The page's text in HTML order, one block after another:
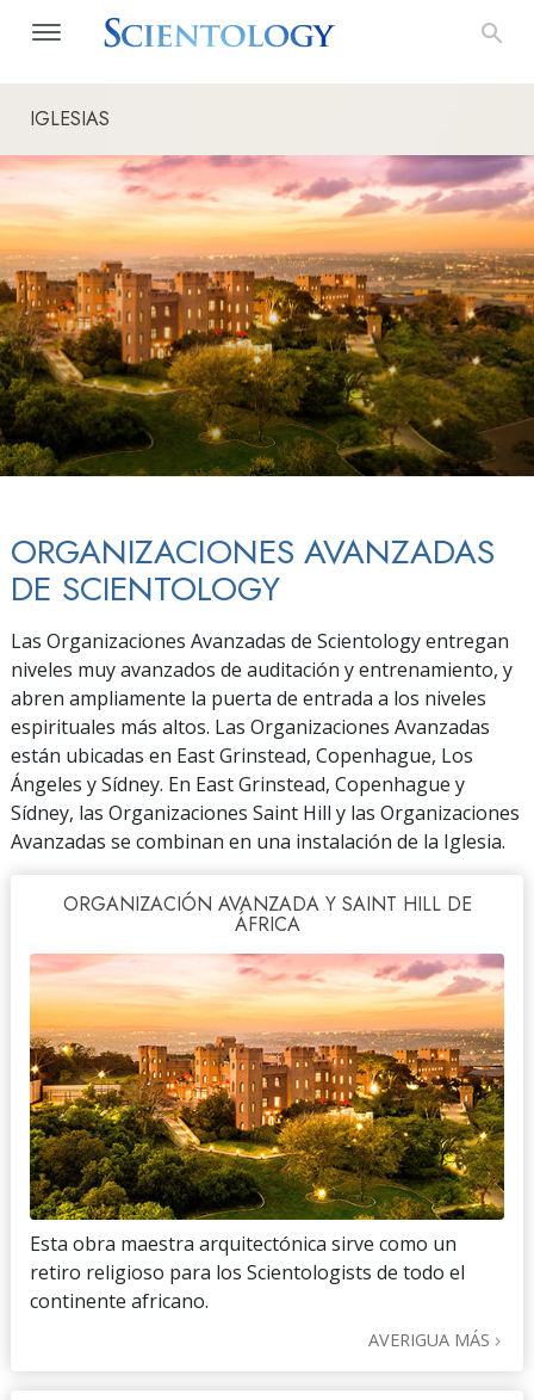
IGLESIAS
ORGANIZACIONES AVANZADAS
DE SCIENTOLOGY
Las Organizaciones Avanzadas de Scientology entregan
niveles muy avanzados de auditación y entrenamiento, y
abren ampliamente la puerta de entrada a los niveles
espirituales más altos. Las Organizaciones Avanzadas
están ubicadas en East Grinstead, Copenhague, Los
Ángeles y Sídney. En East Grinstead, Copenhague y
Sídney, las Organizaciones Saint Hill y las Organizaciones
Avanzadas se combinan en una instalación de la Iglesia.
ORGANIZACIÓN AVANZADA Y SAINT HILL DE
ÁFRICA
Esta obra maestra arquitectónica sirve como un
retiro religioso para los Scientologists de todo el
continente africano.
AVERIGUA MÁS